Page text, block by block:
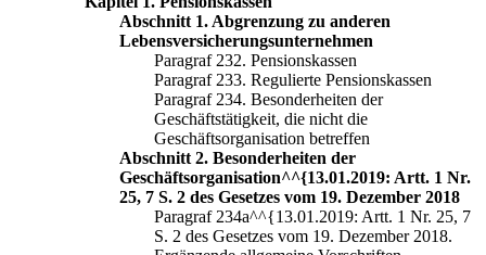
Abschnitt 1. Abgrenzung zu anderen
Lebensversicherungsunternehmen
Paragraf 232. Pensionskassen
Paragraf 233. Regulierte Pensionskassen
Paragraf 234. Besonderheiten der
Geschäftstätigkeit, die nicht die
Geschäftsorganisation betreffen
Abschnitt 2. Besonderheiten der
Geschäftsorganisation^^{13.01.2019: Artt. 1 Nr.
25, 7 S. 2 des Gesetzes vom 19. Dezember 2018
Paragraf 234a^^{13.01.2019: Artt. 1 Nr. 25, 7
S. 2 des Gesetzes vom 19. Dezember 2018.